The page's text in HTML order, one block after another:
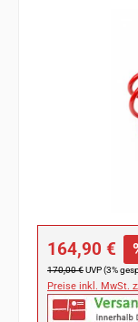
Verkaufspreis:
164,90 €
Regulärer Preis:
170,00 €UVP (3%
Preise inkl. MwSt.